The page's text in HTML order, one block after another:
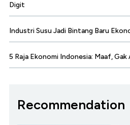
Digit
Industri Susu Jadi Bintang Baru
5 Raja Ekonomi Indonesia: Maaf, Gak
Recommendation